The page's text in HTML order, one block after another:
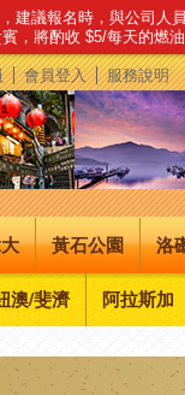
會員登入 服務說明
黃石公園 洛
澳/斐濟 阿拉斯加
建議報名時，與公司人員
，將酌收 $5/每天的燃